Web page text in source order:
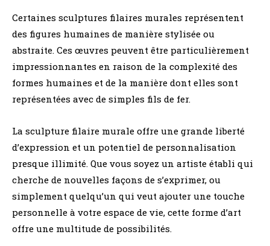
Certaines sculptures filaires murales représentent
des figures humaines de manière stylisée ou
abstraite. Ces œuvres peuvent être particulièrement
impressionnantes en raison de la complexité des
formes humaines et de la manière dont elles sont
représentées avec de simples fils de fer.
La sculpture filaire murale offre une grande liberté
d’expression et un potentiel de personnalisation
presque illimité. Que vous soyez un artiste établi qui
cherche de nouvelles façons de s’exprimer, ou
simplement quelqu’un qui veut ajouter une touche
personnelle à votre espace de vie, cette forme d’art
offre une multitude de possibilités.